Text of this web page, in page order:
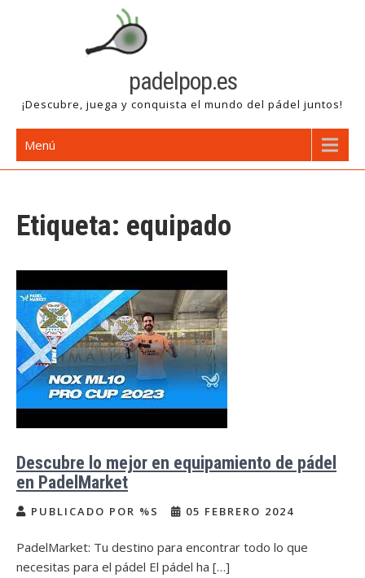
padelpop.es
¡Descubre, juega y conquista el mundo del pádel juntos!
Menú
Etiqueta: equipado
Descubre lo mejor en equipamiento de pádel
en PadelMarket
PUBLICADO POR %S 05 FEBRERO 2024
PadelMarket: Tu destino para encontrar todo lo que
necesitas para el pádel El pádel ha […]